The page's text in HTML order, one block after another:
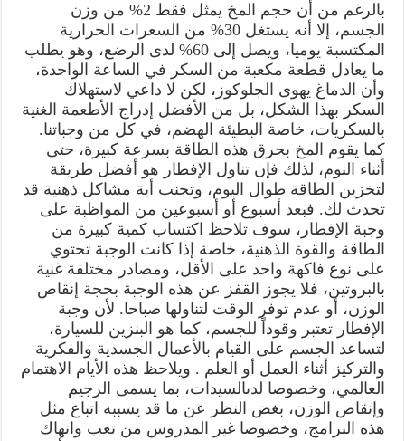
بالرغم من أن حجم المخ يمثل فقط 2% من وزن
الجسم، إلا أنه يستغل 30% من السعرات الحرارية
المكتسبة يوميا، ويصل إلى 60% لدى الرضع، وهو يطلب
ما يعادل قطعة مكعبة من السكر في الساعة الواحدة،
وأن الدماغ يهوى الجلوكوز، لكن لا داعي لاستهلاك
السكر بهذا الشكل، بل من الأفضل إدراج الأطعمة الغنية
بالسكريات، خاصة البطيئة الهضم، في كل من وجباتنا.
كما يقوم المخ بحرق هذه الطاقة بسرعة كبيرة، حتى
أثناء النوم، لذلك فإن تناول الإفطار هو أفضل طريقة
لتخزين الطاقة طوال اليوم، وتجنب أية مشاكل ذهنية قد
تحدث لك. فبعد أسبوع أو أسبوعين من المواظبة على
وجبة الإفطار، سوف تلاحظ اكتساب كمية كبيرة من
الطاقة والقوة الذهنية، خاصة إذا كانت الوجبة تحتوي
على نوع فاكهة واحد على الأقل، ومصادر مختلفة غنية
بالبروتين، فلا يجوز القفز عن هذه الوجبة بحجة إنقاص
الوزن، أو عدم توفر الوقت لتناولها صباحا. لأن وجبة
الإفطار تعتبر وقوداً للجسم، كما هو البنزين للسيارة،
لتساعد الجسم على القيام بالأعمال الجسدية والفكرية
والتركيز أثناء العمل أو العلم . ويلاحظ هذه الأيام الاهتمام
العالمي، وخصوصا لدىالسيدات، بما يسمى الرجيم
وإنقاص الوزن، بغض النظر عن ما قد يسببه اتباع مثل
هذه البرامج، وخصوصا غير المدروس من تعب وانهاك